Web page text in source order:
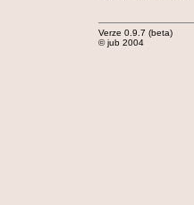
Verze 0.9.7 (beta)
© jub 2004